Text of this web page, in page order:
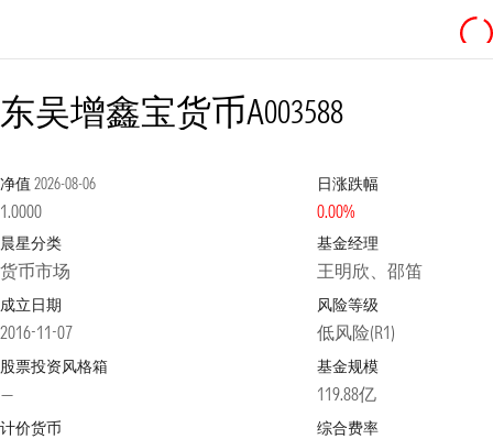
东吴增鑫宝货币A003588
净值 2026-08-06
1.0000
日涨跌幅
0.00%
晨星分类
货币市场
基金经理
王明欣、邵笛
成立日期
2016-11-07
风险等级
低风险(R1)
股票投资风格箱
—
基金规模
119.88亿
计价货币 综合费率